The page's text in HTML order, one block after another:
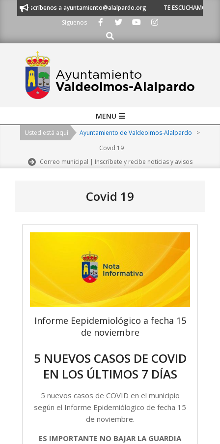
o escríbenos a ayuntamiento@alalpardo.org
TE ESCUCHAMOS -
Síguenos
Buscar
Navigation
MENU
Usted está aquí Ayuntamiento de Valdeolmos-Alalpardo
>
Covid 19
Correo municipal | Inscríbete y recibe noticias y avisos
Covid 19
Informe Eepidemiológico a fecha 15
de noviembre
5 NUEVOS CASOS DE COVID
EN LOS ÚLTIMOS 7 DÍAS
5 nuevos casos de COVID en el municipio
según el Informe Epidemiólogico de fecha 15
de noviembre.
ES IMPORTANTE NO BAJAR LA GUARDIA